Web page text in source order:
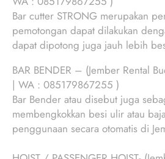
Bar cutter STRONG merupakan
pemotongan dapat dilakukan
dapat dipotong juga jauh lebih
BAR BENDER – (Jember Rental
| WA : 085179867255 )
Bar Bender atau disebut juga
membengkokkan besi ulir atau
penggunaan secara otomatis di